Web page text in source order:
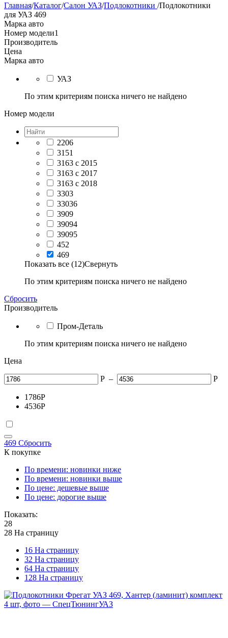
Главная/Каталог/Салон УАЗ/Подлокотники /Подлокотники
для УАЗ 469
Марка авто
Номер модели1
Производитель
Цена
Марка авто
УАЗ
По этим критериям поиска ничего не найдено
Номер модели
2206
3151
3163 с 2015
3163 с 2017
3163 с 2018
3303
33036
3909
39094
39095
452
469
Показать все (12)Свернуть
По этим критериям поиска ничего не найдено
Сбросить
Производитель
Пром-Деталь
По этим критериям поиска ничего не найдено
Цена
Р – Р
1786Р
4536Р
469 Сбросить
К покупке
По времени: новинки ниже
По времени: новинки выше
По цене: дешевые выше
По цене: дорогие выше
Показать:
28
28 На страницу
16 На страницу
32 На страницу
64 На страницу
128 На страницу